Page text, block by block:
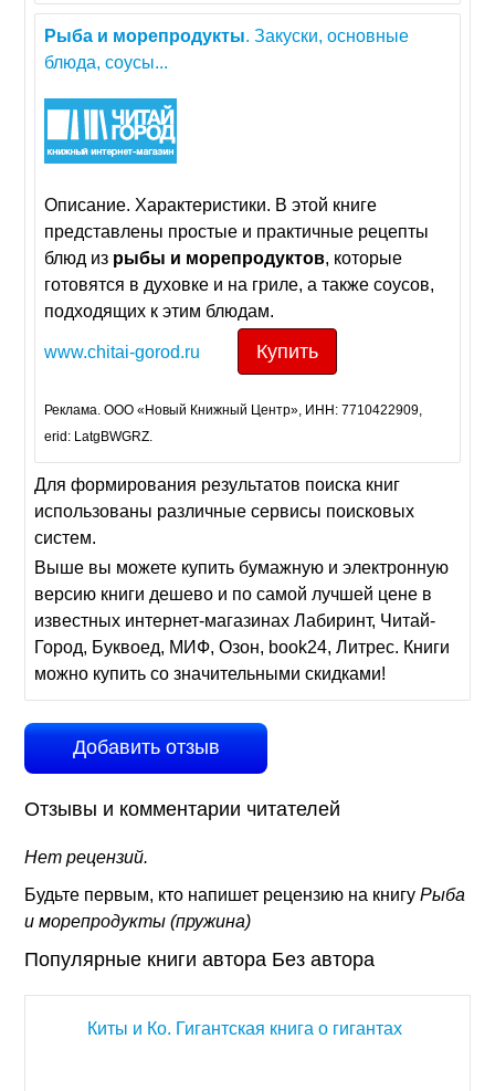
Рыба и морепродукты. Закуски, основные
блюда, соусы...
Описание. Характеристики. В этой книге
представлены простые и практичные рецепты
блюд из рыбы и морепродуктов, которые
готовятся в духовке и на гриле, а также соусов,
подходящих к этим блюдам.
www.chitai-gorod.ru Купить
Реклама. ООО «Новый Книжный Центр», ИНН: 7710422909,
erid: LatgBWGRZ.
Для формирования результатов поиска книг
использованы различные сервисы поисковых
систем.
Выше вы можете купить бумажную и электронную
версию книги дешево и по самой лучшей цене в
известных интернет-магазинах Лабиринт, Читай-
Город, Буквоед, МИФ, Озон, book24, Литрес. Книги
можно купить со значительными скидками!
Добавить отзыв
Отзывы и комментарии читателей
Нет рецензий.
Будьте первым, кто напишет рецензию на книгуРыба
и морепродукты (пружина)
Популярные книги автора Без автора
Киты и Ко. Гигантская книга о гигантах